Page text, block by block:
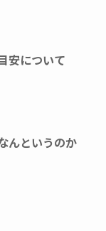
安について
んというのか